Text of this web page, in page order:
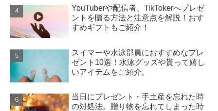
YouTuberや配信者、TikTokerへプレゼ
ントを贈る方法と注意点を解説！おす
すめギフトもご紹介！
スイマーや水泳部員におすすめなプレ
ゼント10選！水泳グッズや貰って嬉し
いアイテムをご紹介。
当日にプレゼント・手土産を忘れた時
の対処法。贈り物を忘れてしまった時